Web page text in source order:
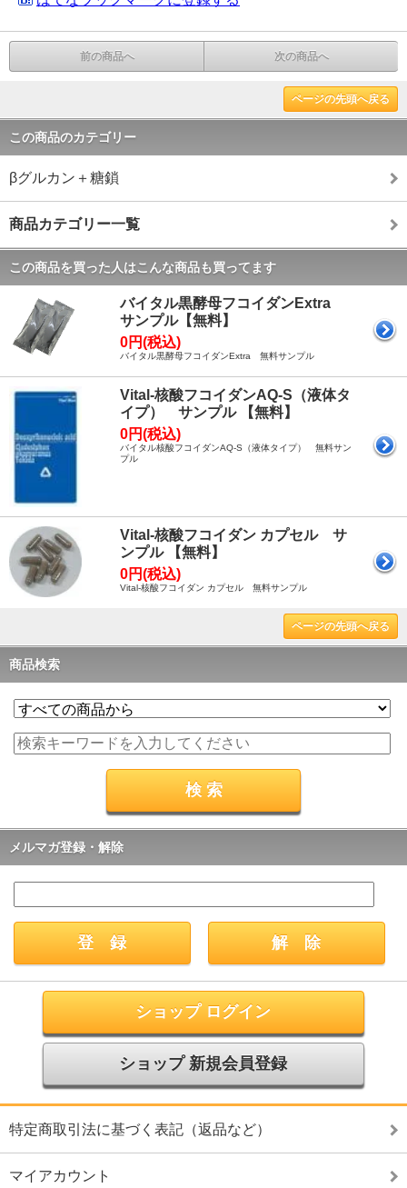
前の商品へ 次の商品へ
ページの先頭へ戻る
この商品のカテゴリー
βグルカン＋糖鎖
商品カテゴリー一覧
この商品を買った人はこんな商品も買ってます
バイタル黒酵母フコイダンExtra
サンプル【無料】
0円(税込)
バイタル黒酵母フコイダンExtra 無料サンプル
Vital-核酸フコイダンAQ-S（液体タ
イプ） サンプル 【無料】
0円(税込)
バイタル核酸フコイダンAQ-S（液体タイプ） 無料サン
プル
Vital-核酸フコイダン カプセル サ
ンプル 【無料】
0円(税込)
Vital-核酸フコイダン カプセル 無料サンプル
ページの先頭へ戻る
商品検索
メルマガ登録・解除
ショップ ログイン
ショップ 新規会員登録
特定商取引法に基づく表記（返品など）
マイアカウント